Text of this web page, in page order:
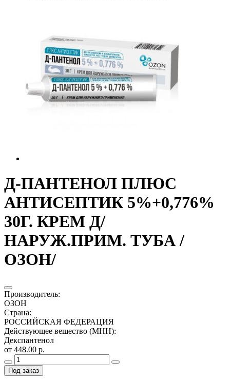
Д-ПАНТЕНОЛ ПЛЮС
АНТИСЕПТИК 5%+0,776%
30Г. КРЕМ Д/
НАРУЖ.ПРИМ. ТУБА /
ОЗОН/
Производитель:
ОЗОН
Страна:
РОССИЙСКАЯ ФЕДЕРАЦИЯ
Действующее вещество (МНН):
Декспантенол
от 448.00 р.
Под заказ